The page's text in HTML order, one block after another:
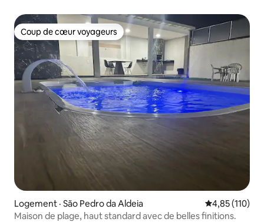
Coup de cœur voyageurs
Coup de cœur voyageurs
Logement · São Pedro da Aldeia Note
4,85 (110)
Maison de plage, haut standard avec de belles finitions.